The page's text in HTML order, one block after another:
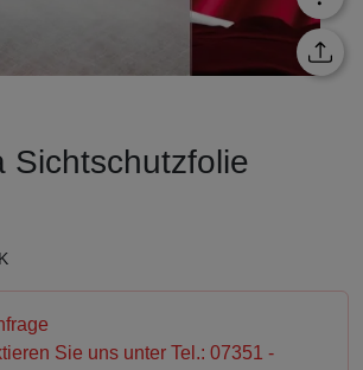
Sichtschutzfolie
Sie uns unter Tel.: 07351 -